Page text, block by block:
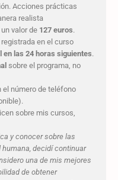
Acciones prácticas
realista
valor de 127 euros.
en el curso
las 24 horas siguientes.
sobre el programa, no
el número de teléfono
sobre mis cursos,
y conocer sobre las
decidí continuar
una de mis mejores
de obtener